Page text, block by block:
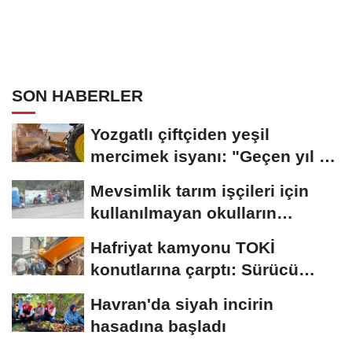
SON HABERLER
Yozgatlı çiftçiden yeşil
mercimek isyanı: "Geçen yıl 45
Mevsimlik tarım işçileri için
kullanılmayan okulların
Hafriyat kamyonu TOKİ
konutlarına çarptı: Sürücü
Havran'da siyah incirin
hasadına başladı